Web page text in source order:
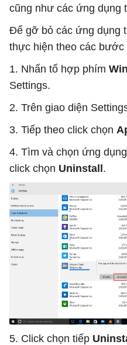
cũng như các ứng dụng
Để gỡ bỏ các ứng dụng
thực hiện theo các
1. Nhấn tổ hợp phím
Settings.
2. Trên giao diện
3. Tiếp theo click chọn
4. Tìm và chọn ứng
click chọn Uninstall .
5. Click chọn tiếp